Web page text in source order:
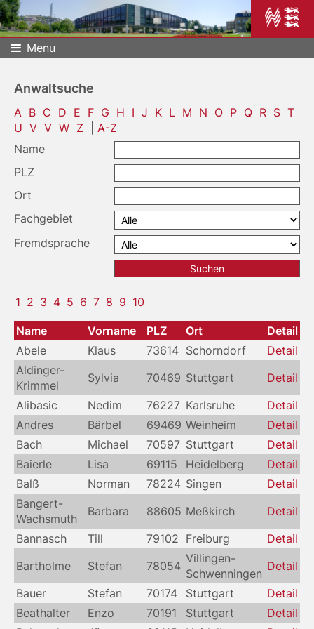
Menu
Anwaltsuche
A B C D E F G H I J K L M N O P Q R S T
U V V W Z
A-Z
Name
PLZ
Ort
Fachgebiet
Fremdsprache
1 2 3 4 5 6 7 8 9 10
Name Vorname PLZ Ort
Detail
Abele
Klaus 73614 Schorndorf
Detail
Aldinger-
Krimmel
Sylvia 70469 Stuttgart
Detail
Alibasic
Nedim 76227 Karlsruhe
Detail
Andres
Bärbel 69469 Weinheim
Detail
Bach
Michael 70597 Stuttgart
Detail
Baierle
Lisa 69115 Heidelberg
Detail
Balß
Norman 78224 Singen
Detail
Bangert-
Wachsmuth
Barbara 88605 Meßkirch
Detail
Bannasch
Till 79102 Freiburg
Detail
Bartholme
Stefan 78054
Villingen-
Schwenningen
Detail
Bauer
Stefan 70174 Stuttgart
Detail
Beathalter
Enzo 70191 Stuttgart
Detail